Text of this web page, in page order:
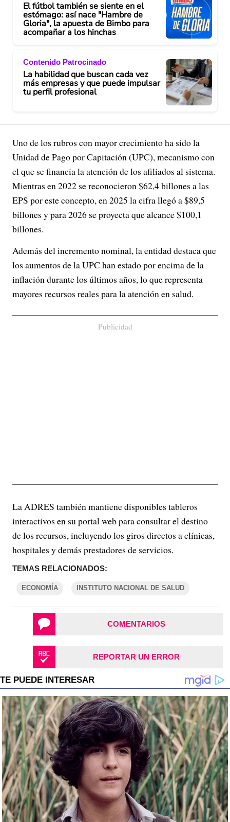
El fútbol también se siente en el
estómago: así nace "Hambre de
Gloria", la apuesta de Bimbo para
acompañar a los hinchas
Contenido Patrocinado
La habilidad que buscan cada vez
más empresas y que puede impulsar
tu perfil profesional
Uno de los rubros con mayor crecimiento ha sido la
Unidad de Pago por Capitación (UPC), mecanismo con
el que se financia la atención de los afiliados al sistema.
Mientras en 2022 se reconocieron $62,4 billones a las
EPS por este concepto, en 2025 la cifra llegó a $89,5
billones y para 2026 se proyecta que alcance $100,1
billones.
Además del incremento nominal, la entidad destaca que
los aumentos de la UPC han estado por encima de la
inflación durante los últimos años, lo que representa
mayores recursos reales para la atención en salud.
Publicidad
La ADRES también mantiene disponibles tableros
interactivos en su portal web para consultar el destino
de los recursos, incluyendo los giros directos a clínicas,
hospitales y demás prestadores de servicios.
TEMAS RELACIONADOS:
ECONOMÍA INSTITUTO NACIONAL DE SALUD
COMENTARIOS
REPORTAR UN ERROR